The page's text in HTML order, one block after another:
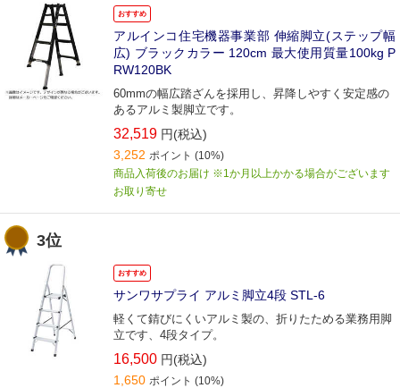
おすすめ
アルインコ住宅機器事業部 伸縮脚立(ステップ幅
広) ブラックカラー 120cm 最大使用質量100kg P
RW120BK
60mmの幅広踏ざんを採用し、昇降しやすく安定感の
あるアルミ製脚立です。
32,519 円(税込)
3,252 ポイント (10%)
商品入荷後のお届け ※1か月以上かかる場合がございます
お取り寄せ
3位
おすすめ
サンワサプライ アルミ脚立4段 STL-6
軽くて錆びにくいアルミ製の、折りたためる業務用脚
立です、4段タイプ。
16,500 円(税込)
1,650 ポイント (10%)